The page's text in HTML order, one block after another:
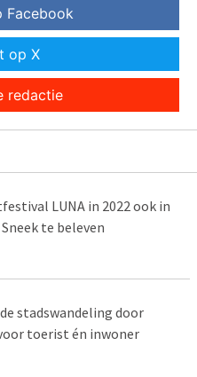
Facebook
op X
redactie
LUNA in 2022 ook in
te beleven
stadswandeling door
toerist én inwoner